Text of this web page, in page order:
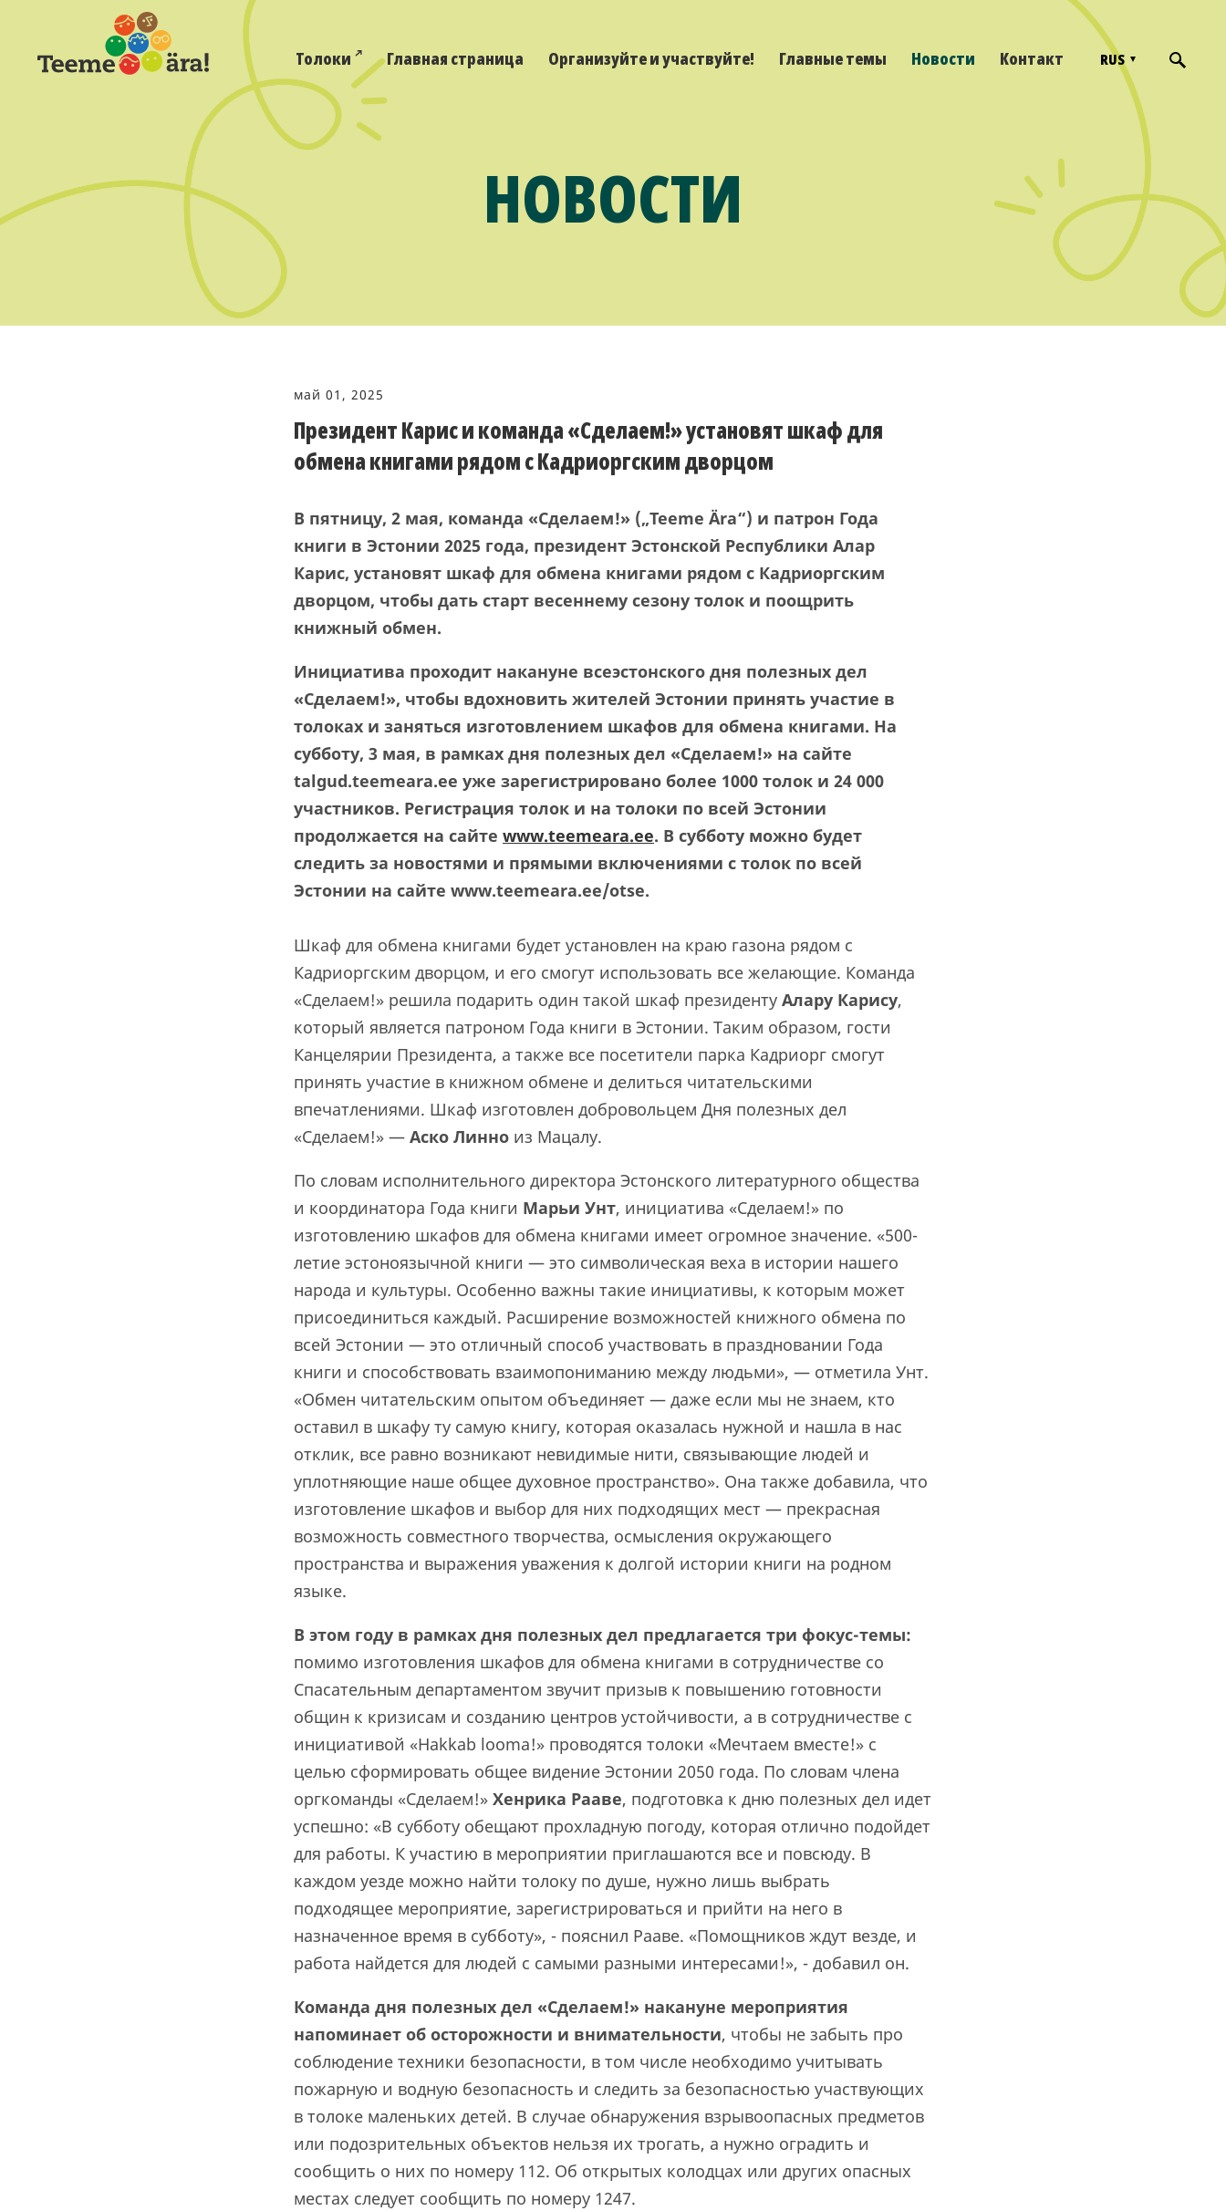
Толоки Главная страница Организуйте и участвуйте! Главные темы Новости Контакт RUS
НОВОСТИ
май 01, 2025
Президент Карис и команда «Сделаем!» установят шкаф для
обмена книгами рядом с Кадриоргским дворцом
В пятницу, 2 мая, команда «Сделаем!» („Teeme Ära“) и патрон Года
книги в Эстонии 2025 года, президент Эстонской Республики Алар
Карис, установят шкаф для обмена книгами рядом с Кадриоргским
дворцом, чтобы дать старт весеннему сезону толок и поощрить
книжный обмен.
Инициатива проходит накануне всеэстонского дня полезных дел
«Сделаем!», чтобы вдохновить жителей Эстонии принять участие в
толоках и заняться изготовлением шкафов для обмена книгами. На
субботу, 3 мая, в рамках дня полезных дел «Сделаем!» на сайте
talgud.teemeara.ee уже зарегистрировано более 1000 толок и 24 000
участников. Регистрация толок и на толоки по всей Эстонии
продолжается на сайте www.teemeara.ee. В субботу можно будет
следить за новостями и прямыми включениями с толок по всей
Эстонии на сайте www.teemeara.ee/otse.
Шкаф для обмена книгами будет установлен на краю газона рядом с
Кадриоргским дворцом, и его смогут использовать все желающие. Команда
«Сделаем!» решила подарить один такой шкаф президенту Алару Карису,
который является патроном Года книги в Эстонии. Таким образом, гости
Канцелярии Президента, а также все посетители парка Кадриорг смогут
принять участие в книжном обмене и делиться читательскими
впечатлениями. Шкаф изготовлен добровольцем Дня полезных дел
«Сделаем!» — Аско Линно из Мацалу.
По словам исполнительного директора Эстонского литературного общества
и координатора Года книги Марьи Унт, инициатива «Сделаем!» по
изготовлению шкафов для обмена книгами имеет огромное значение. «500-
летие эстоноязычной книги — это символическая веха в истории нашего
народа и культуры. Особенно важны такие инициативы, к которым может
присоединиться каждый. Расширение возможностей книжного обмена по
всей Эстонии — это отличный способ участвовать в праздновании Года
книги и способствовать взаимопониманию между людьми», — отметила Унт.
«Обмен читательским опытом объединяет — даже если мы не знаем, кто
оставил в шкафу ту самую книгу, которая оказалась нужной и нашла в нас
отклик, все равно возникают невидимые нити, связывающие людей и
уплотняющие наше общее духовное пространство». Она также добавила, что
изготовление шкафов и выбор для них подходящих мест — прекрасная
возможность совместного творчества, осмысления окружающего
пространства и выражения уважения к долгой истории книги на родном
языке.
В этом году в рамках дня полезных дел предлагается три фокус-темы:
помимо изготовления шкафов для обмена книгами в сотрудничестве со
Спасательным департаментом звучит призыв к повышению готовности
общин к кризисам и созданию центров устойчивости, а в сотрудничестве с
инициативой «Hakkab looma!» проводятся толоки «Мечтаем вместе!» с
целью сформировать общее видение Эстонии 2050 года. По словам члена
оргкоманды «Сделаем!» Хенрика Рааве, подготовка к дню полезных дел идет
успешно: «В субботу обещают прохладную погоду, которая отлично подойдет
для работы. К участию в мероприятии приглашаются все и повсюду. В
каждом уезде можно найти толоку по душе, нужно лишь выбрать
подходящее мероприятие, зарегистрироваться и прийти на него в
назначенное время в субботу», - пояснил Рааве. «Помощников ждут везде, и
работа найдется для людей с самыми разными интересами!», - добавил он.
Команда дня полезных дел «Сделаем!» накануне мероприятия
напоминает об осторожности и внимательности, чтобы не забыть про
соблюдение техники безопасности, в том числе необходимо учитывать
пожарную и водную безопасность и следить за безопасностью участвующих
в толоке маленьких детей. В случае обнаружения взрывоопасных предметов
или подозрительных объектов нельзя их трогать, а нужно оградить и
сообщить о них по номеру 112. Об открытых колодцах или других опасных
местах следует сообщить по номеру 1247.